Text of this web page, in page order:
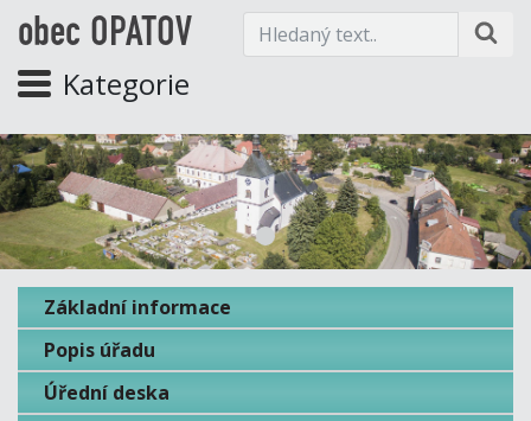
obec OPATOV
Kategorie
Základní informace
Popis úřadu
Úřední deska